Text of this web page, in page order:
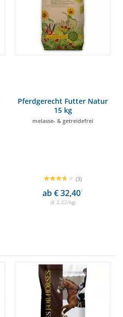
Pferdgerecht Futter Natur
15 kg
melasse- & getreidefrei
(3)
ab € 32,401
(€ 2,22/kg)